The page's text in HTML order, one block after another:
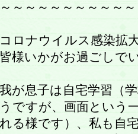
～～～～～～～～～～
コロナウイルス感染拡
皆様いかがお過ごしで
我が息子は自宅学習（
うですが、画面という
れる様です）、私も自